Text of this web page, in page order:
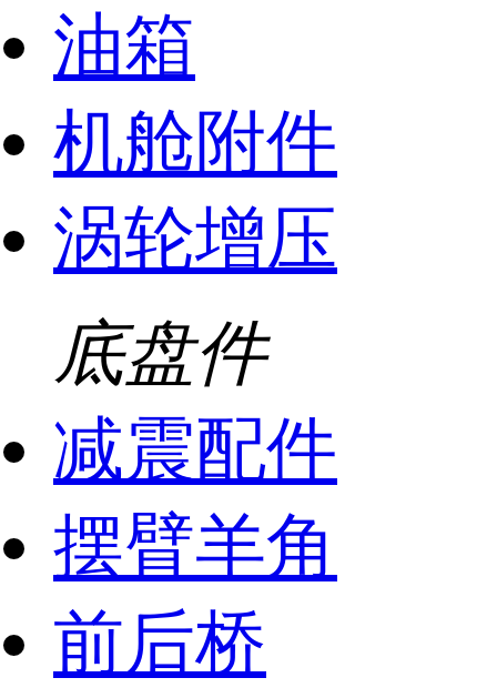
油箱
机舱附件
涡轮增压
底盘件
减震配件
摆臂羊角
前后桥